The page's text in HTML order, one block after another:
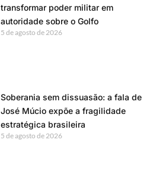
transformar poder militar em
autoridade sobre o Golfo
5 de agosto de 2026
Soberania sem dissuasão: a fala de
José Múcio expõe a fragilidade
estratégica brasileira
5 de agosto de 2026